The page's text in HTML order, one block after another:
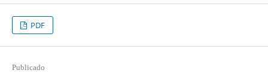
PDF
Publicado